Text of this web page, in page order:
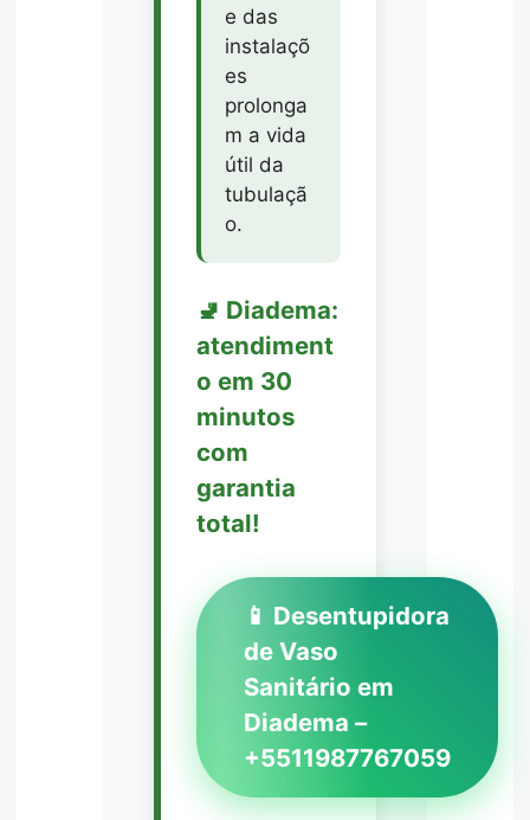
e das
instalaçõ
es
prolonga
m a vida
útil da
tubulaçã
o.
🚽 Diadema:
atendiment
o em 30
minutos
com
garantia
total!
📱 Desentupidora
de Vaso
Sanitário em
Diadema –
+5511987767059